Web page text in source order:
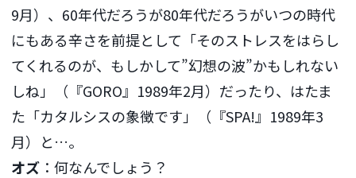
9月）、60年代だろうが80年代だろうがいつの時代
にもある辛さを前提として「そのストレスをはらし
てくれるのが、もしかして”幻想の波”かもしれない
しね」（『GORO』1989年2月）だったり、はたま
た「カタルシスの象徴です」（『SPA!』1989年3
月）と…。
オズ ：何なんでしょう？